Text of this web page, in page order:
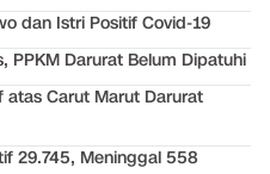
dan Istri Positif Covid-19
PPKM Darurat Belum Dipatuhi
atas Carut Marut Darurat
29.745, Meninggal 558